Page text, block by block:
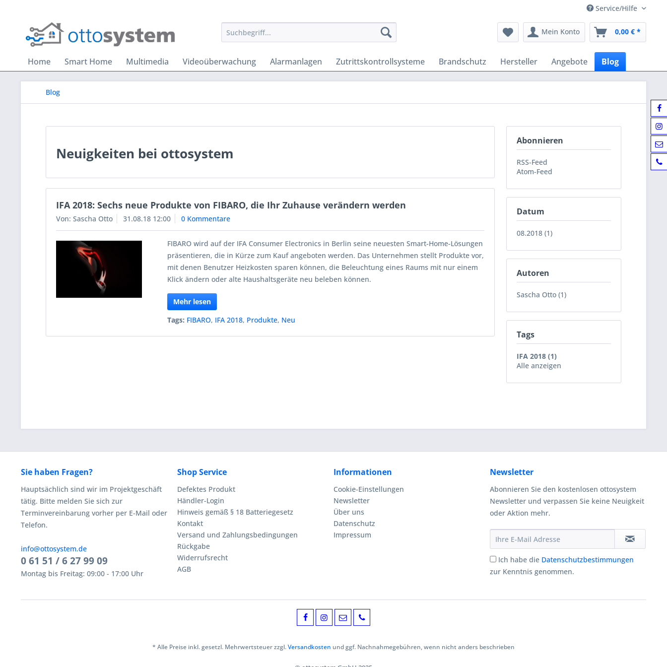
Service/Hilfe
Mein Konto 0,00 € *
Home Smart Home Multimedia Videoüberwachung Alarmanlagen Zutrittskontrollsysteme Brandschutz Hersteller Angebote Blog
Blog
Abonnieren
RSS-Feed
Atom-Feed
Datum
08.2018 (1)
Autoren
Sascha Otto (1)
Tags
IFA 2018 (1)
Alle anzeigen
Neuigkeiten bei ottosystem
IFA 2018: Sechs neue Produkte von FIBARO, die Ihr Zuhause verändern werden
Von: Sascha Otto 31.08.18 12:00 0 Kommentare
FIBARO wird auf der IFA Consumer Electronics in Berlin seine neuesten Smart-Home-Lösungen
präsentieren, die in Kürze zum Kauf angeboten werden. Das Unternehmen stellt Produkte vor,
mit denen Benutzer Heizkosten sparen können, die Beleuchtung eines Raums mit nur einem
Klick ändern oder alte Haushaltsgeräte neu beleben können.
Mehr lesen
Tags: FIBARO, IFA 2018, Produkte, Neu
Sie haben Fragen?
Hauptsächlich sind wir im Projektgeschäft
tätig. Bitte melden Sie sich zur
Terminvereinbarung vorher per E-Mail oder
Telefon.
info@ottosystem.de
0 61 51 / 6 27 99 09
Montag bis Freitag: 09:00 - 17:00 Uhr
Shop Service
Defektes Produkt
Händler-Login
Hinweis gemäß § 18 Batteriegesetz
Kontakt
Versand und Zahlungsbedingungen
Rückgabe
Widerrufsrecht
AGB
Informationen
Cookie-Einstellungen
Newsletter
Über uns
Datenschutz
Impressum
Newsletter
Abonnieren Sie den kostenlosen ottosystem
Newsletter und verpassen Sie keine Neuigkeit
oder Aktion mehr.
Ich habe die Datenschutzbestimmungen
zur Kenntnis genommen.
* Alle Preise inkl. gesetzl. Mehrwertsteuer zzgl.Versandkosten und ggf. Nachnahmegebühren, wenn nicht anders beschrieben